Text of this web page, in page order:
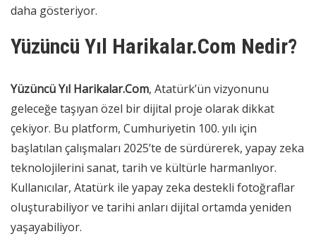
daha gösteriyor.
Yüzüncü Yıl Harikalar.Com Nedir?
Yüzüncü Yıl Harikalar.Com, Atatürk’ün vizyonunu
geleceğe taşıyan özel bir dijital proje olarak dikkat
çekiyor. Bu platform, Cumhuriyetin 100. yılı için
başlatılan çalışmaları 2025’te de sürdürerek, yapay zeka
teknolojilerini sanat, tarih ve kültürle harmanlıyor.
Kullanıcılar, Atatürk ile yapay zeka destekli fotoğraflar
oluşturabiliyor ve tarihi anları dijital ortamda yeniden
yaşayabiliyor.